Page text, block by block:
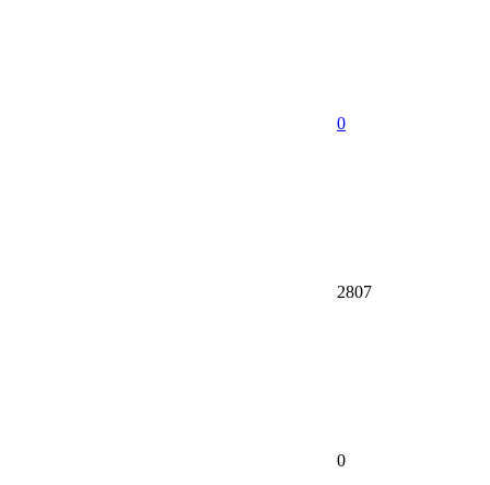
0
2807
0